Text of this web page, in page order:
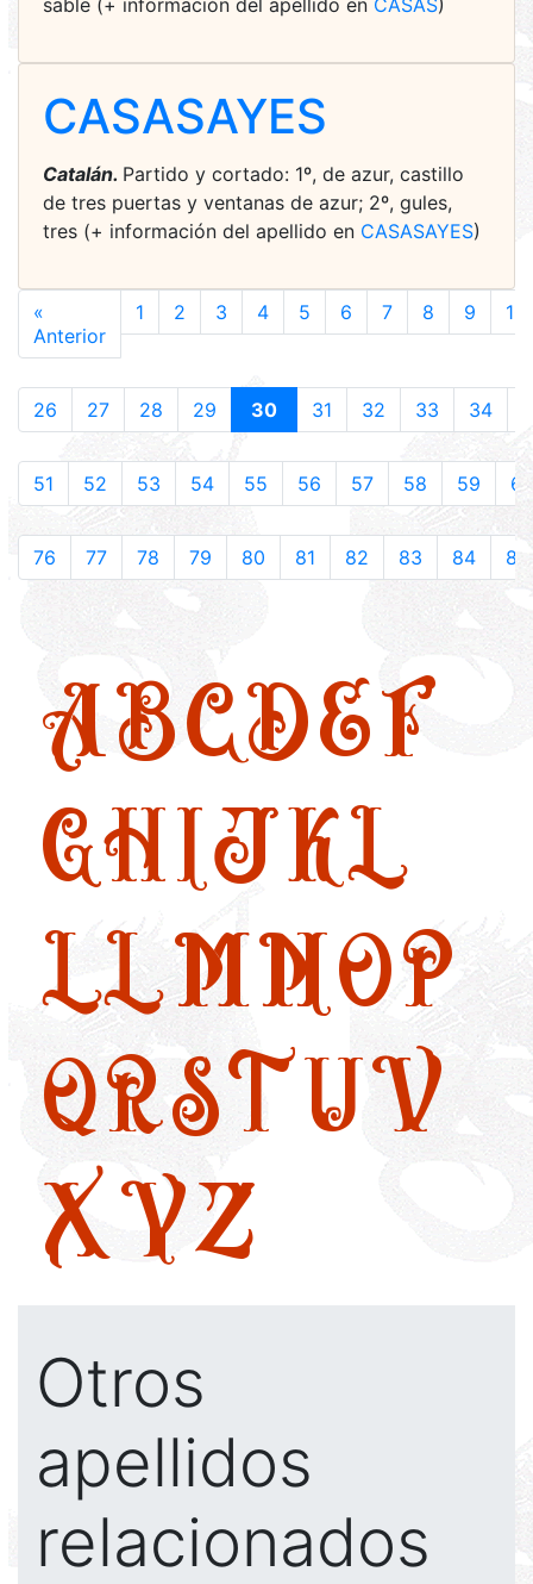
sable (+ información del apellido en CASAS)
CASASAYES
Catalán. Partido y cortado: 1º, de azur, castillo
de tres puertas y ventanas de azur; 2º, gules,
tres (+ información del apellido en CASASAYES)
«
Anterior
1 2 3 4 5 6 7 8 9 10
26 27 28 29 30 31 32 33 34
51 52 53 54 55 56 57 58 59 60
76 77 78 79 80 81 82 83 84 85
ABCDEF
GHIJKL
LLMNOP
QRSTUV
XYZ
Otros
apellidos
relacionados